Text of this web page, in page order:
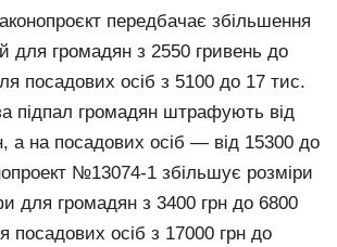
передбачає збільшення
для громадян з 2550 гривень до
посадових осіб з 5100 до 17 тис.
підпал громадян штрафують від
а на посадових осіб — від 15300 до
№13074-1 збільшує розміри
для громадян з 3400 грн до 6800
посадових осіб з 17000 грн до